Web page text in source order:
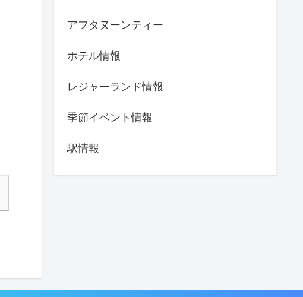
アフタヌーンティー
ホテル情報
レジャーランド情報
季節イベント情報
駅情報